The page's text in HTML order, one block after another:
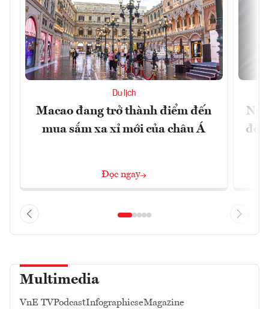
Du lịch
Macao đang trở thành điểm đến
mua sắm xa xỉ mới của châu Á
Đọc ngay
đổi
Multimedia
VnE TVPodcastInfographicseMagazine